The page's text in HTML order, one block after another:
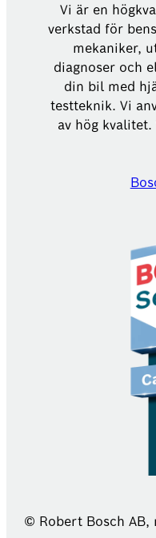
Vi är en
verkstad för
mekaniker,
diagnoser och
din bil med
testteknik. Vi
av hög
© Robert Bosch AB,